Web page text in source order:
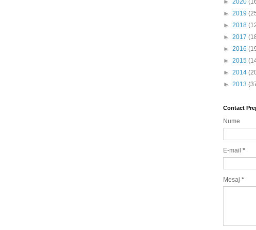
► 2020
► 2019
► 2018
► 2017
► 2016
► 2015
► 2014
► 2013
Contact
Nume
E-mail *
Mesaj *